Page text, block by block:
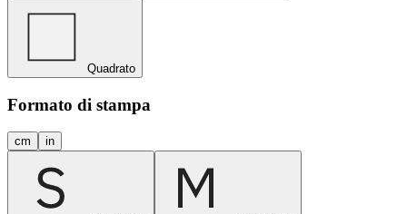
Quadrato
Formato di stampa
cm in